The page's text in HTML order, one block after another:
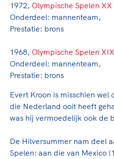
Game Changer
TeamNL kids
Nieuwspagina
Columns
Sport gaat niet
Bekwaam sportkader
Vitale clubs en bestuurlijk
Sportmatch
Clubacties
Opleidingen en trainingen
High5 Stappenplan
Ruimte voor sport
Olympische Spelen LA28
Paralympische Spelen LA28
Europese Spelen Istanbul
Topsportbeleid
Topsportfinanciering
Maatschappelijke waarde
Top teamsportcompetities
1972, Olympische Spelen
Onderdeel: mannenteam,
Prestatie: brons
1968, Olympische Spelen
Onderdeel: mannenteam,
Prestatie: brons
Evert Kroon is misschien
die Nederland ooit heeft
was hij vermoedelijk ook de
De Hilversummer nam deel
Spelen: aan die van Mexico